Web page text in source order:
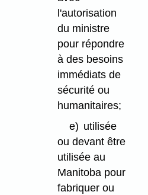
l'autorisation
du ministre
pour répondre
à des besoins
immédiats de
sécurité ou
humanitaires;
e) utilisée
ou devant être
utilisée au
Manitoba pour
fabriquer ou